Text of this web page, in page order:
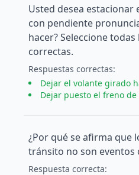
Usted desea estacionar
con pendiente
hacer? Seleccione
correctas.
Respuestas correctas:
Dejar el volante girado
Dejar puesto el freno de
¿Por qué se afirma que
tránsito no son eventos
Respuesta correcta: